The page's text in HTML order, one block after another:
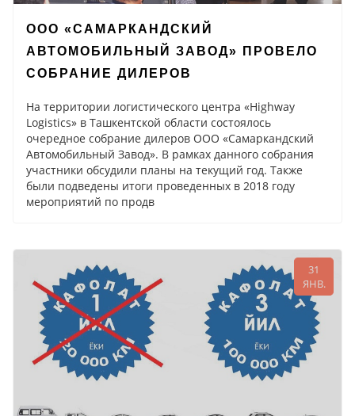
ООО «САМАРКАНДСКИЙ
АВТОМОБИЛЬНЫЙ ЗАВОД» ПРОВЕЛО
СОБРАНИЕ ДИЛЕРОВ
На территории логистического центра «Highway
Logistics» в Ташкентской области состоялось
очередное собрание дилеров ООО «Самаркандский
Автомобильный Завод». В рамках данного собрания
участники обсудили планы на текущий год. Также
были подведены итоги проведенных в 2018 году
мероприятий по продв
31
ЯНВ.